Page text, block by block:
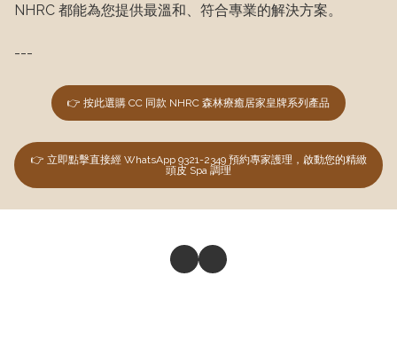
NHRC 都能為您提供最溫和、符合專業的解決方案。
---
👉 按此選購 CC 同款 NHRC 森林療癒居家皇牌系列產品
👉 立即點擊直接經 WhatsApp 9321-2349 預約專家護理，啟動您的精緻
頭皮 Spa 調理